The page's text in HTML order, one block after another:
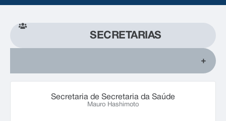
SECRETARIAS
Secretaria de Secretaria da Saúde
Mauro Hashimoto